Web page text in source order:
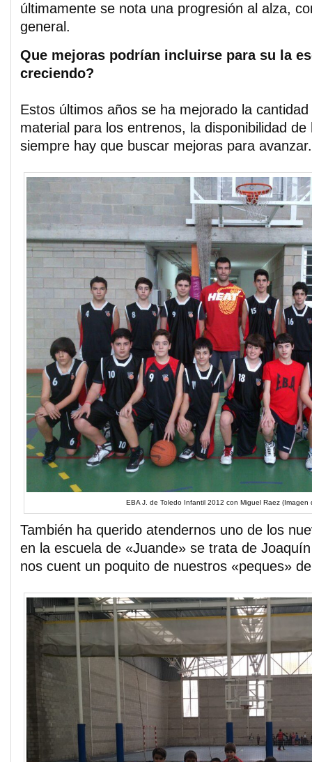
últimamente se nota una progresión al alza,
general.
Que mejoras podrían incluirse para su la
creciendo?
Estos últimos años se ha mejorado la
material para los entrenos, la disponibilidad
siempre hay que buscar mejoras para avanzar.
EBA J. de Toledo Infantil 2012 con Miguel Raez (Imagen
También ha querido atendernos uno de los
en la escuela de «Juande» se trata de
nos cuent un poquito de nuestros «peques»